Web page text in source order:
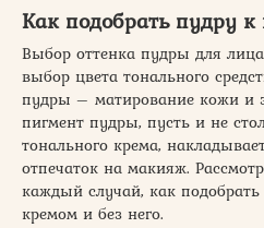
Как подобрать пудру
Выбор оттенка пудры для
выбор цвета тонального
пудры – матирование кожи и
пигмент пудры, пусть и не
тонального крема,
отпечаток на макияж.
каждый случай, как
кремом и без него.